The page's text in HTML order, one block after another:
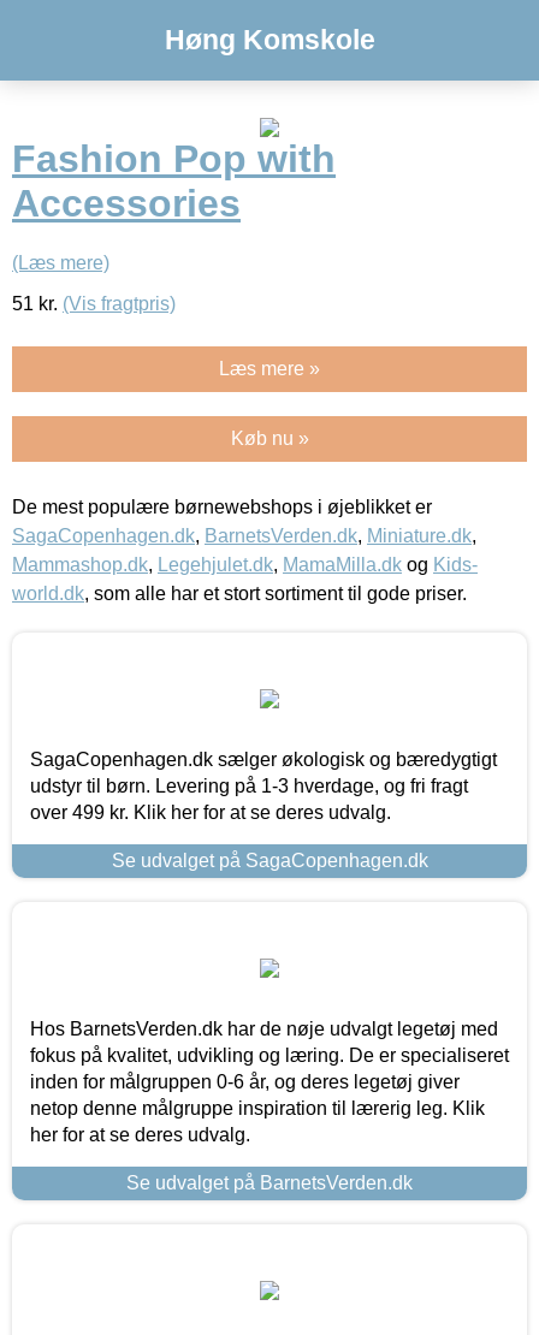
Høng Komskole
Fashion Pop with
Accessories
(Læs mere)
51 kr. (Vis fragtpris)
Læs mere »
Køb nu »
De mest populære børnewebshops i øjeblikket er
SagaCopenhagen.dk, BarnetsVerden.dk, Miniature.dk,
Mammashop.dk, Legehjulet.dk, MamaMilla.dk og Kids-
world.dk, som alle har et stort sortiment til gode priser.
SagaCopenhagen.dk sælger økologisk og bæredygtigt
udstyr til børn. Levering på 1-3 hverdage, og fri fragt
over 499 kr. Klik her for at se deres udvalg.
Se udvalget på SagaCopenhagen.dk
Hos BarnetsVerden.dk har de nøje udvalgt legetøj med
fokus på kvalitet, udvikling og læring. De er specialiseret
inden for målgruppen 0-6 år, og deres legetøj giver
netop denne målgruppe inspiration til lærerig leg. Klik
her for at se deres udvalg.
Se udvalget på BarnetsVerden.dk